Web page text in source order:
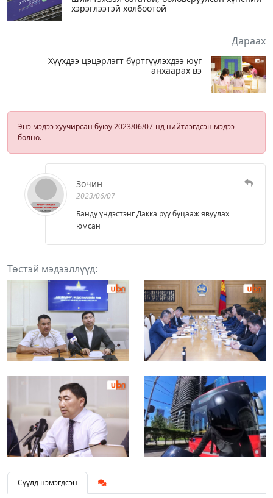
хэрэглээтэй холбоотой
Дараах
Хүүхдээ цэцэрлэгт бүртгүүлэхдээ юуг
анхаарах вэ
Энэ мэдээ хуучирсан буюу 2023/06/07-нд нийтлэгдсэн мэдээ
болно.
Зочин
2023/06/07
Банду үндэстэнг Дакка руу буцааж явуулах
юмсан
Төстэй мэдээллүүд:
Сүүлд нэмэгдсэн